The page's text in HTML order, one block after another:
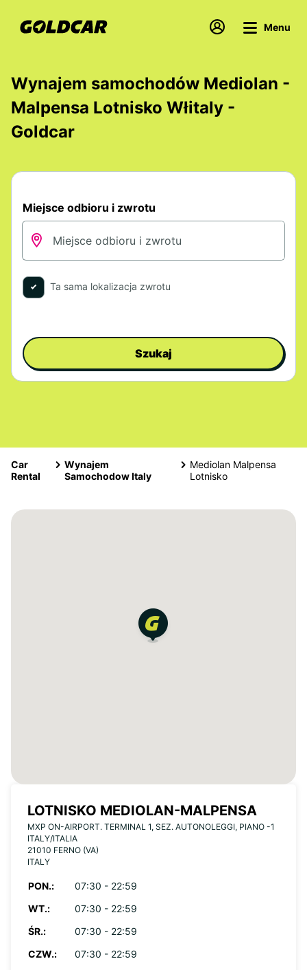
Menu
Wynajem samochodów Mediolan -
Malpensa Lotnisko Włitaly -
Goldcar
Miejsce odbioru i zwrotu
Ta sama lokalizacja zwrotu
Szukaj
Car
Rental
Wynajem
Samochodow Italy
Mediolan Malpensa
Lotnisko
LOTNISKO MEDIOLAN-MALPENSA
MXP ON-AIRPORT. TERMINAL 1, SEZ. AUTONOLEGGI, PIANO -1
ITALY/ITALIA
21010 FERNO (VA)
ITALY
PON.:
07:30 - 22:59
WT.:
07:30 - 22:59
ŚR.:
07:30 - 22:59
CZW.:
07:30 - 22:59